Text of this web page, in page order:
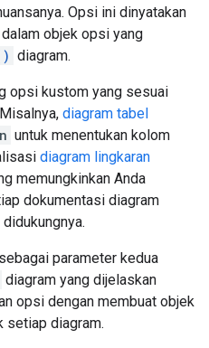
Opsi ini dinyatakan
objek opsi yang
diagram.
opsi kustom yang sesuai
diagram tabel
untuk menentukan kolom
diagram lingkaran
memungkinkan Anda
dokumentasi diagram
parameter kedua
diagram yang dijelaskan
opsi dengan membuat objek
setiap diagram.